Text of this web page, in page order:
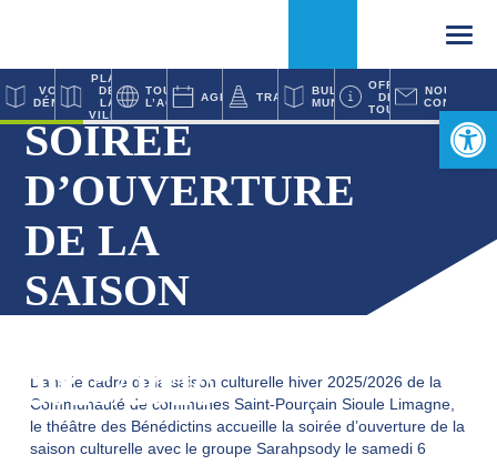
Ouvrir
VOS
DÉMARCHES
PLAN DE LA
VILLE
TOUTE
L’ACTUALITÉ
AGENDA
Accueil Agenda
SOIRÉE
D’OUVERTURE
DE LA SAISON
CULTURELLE
2025/2026